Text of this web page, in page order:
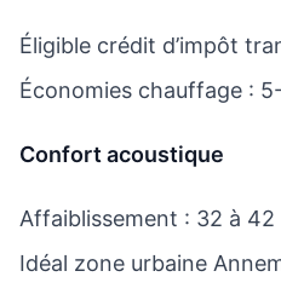
Éligible crédit d’impôt
Économies chauffage :
Confort acoustique
Affaiblissement : 32 à 42
Idéal zone urbaine